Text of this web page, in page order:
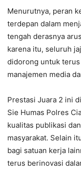
Menurutnya, peran
terdepan dalam
tengah derasnya
karena itu, seluruh
didorong untuk
manajemen media
Prestasi Juara 2 ini
Sie Humas Polres
kualitas publikasi
masyarakat. Selain
bagi satuan kerja
terus berinovasi